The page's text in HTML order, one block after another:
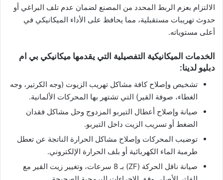
الالتزام بعزم الربط المحدد من المصنع لضمان عدم تلف البراغي أو
حدوث تهريبات مستقبلية، مما يحافظ على الأداء الميكانيكي في
أعلى مستوياته.
​الخدمات الميكانيكية التفصيلية التي يقدمها ميكانيكي بي ام
دبليو لدينا:
​تشخيص وإصلاح كافة مشاكل تهريب الزيوت (وجه الكرتير، وجه
الغطاء، صوفة القير) التي تشتهر بها المحركات الألمانية.
​صيانة وإصلاح أعطال التيربو المزدوج وحل مشاكل فقدان
الضغط أو تسريب الزيت داخل التيربو.
​توضيب المحركات وإصلاح مشاكل الحرارة الناتجة عن تعطل
طرمبة الماء الكهربائية أو بلف الحرارة الإلكتروني.
​صيانة ناقل الحركة (ZF) بـ 8 سرعات، وتغيير زيت القير مع